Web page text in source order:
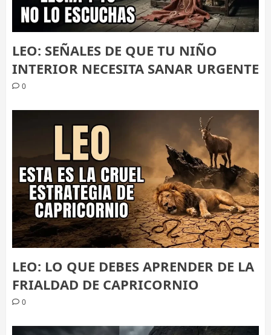
LEO: SEÑALES DE QUE TU NIÑO
INTERIOR NECESITA SANAR URGENTE
0
LEO: LO QUE DEBES APRENDER DE LA
FRIALDAD DE CAPRICORNIO
0